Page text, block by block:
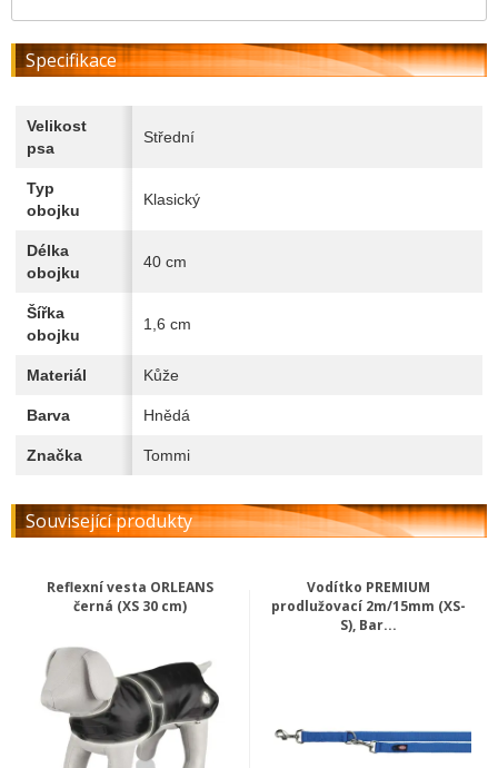
Specifikace
Velikost
psa
Střední
Typ
obojku
Klasický
Délka
obojku
40 cm
Šířka
obojku
1,6 cm
Materiál Kůže
Barva Hnědá
Značka Tommi
Související produkty
Reflexní vesta ORLEANS
černá (XS 30 cm)
Vodítko PREMIUM
prodlužovací 2m/15mm (XS-
S), Bar...